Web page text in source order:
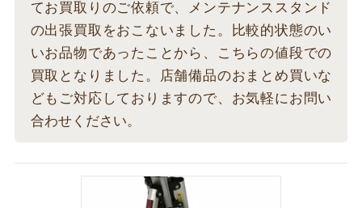
てお買取りのご依頼で、メンテナンススタンド
の出張買取をおこないました。比較的状態のい
いお品物であったことから、こちらの値段での
買取となりました。店舗備品のおまとめ買いな
どもご対応しておりますので、お気軽にお問い
合わせください。